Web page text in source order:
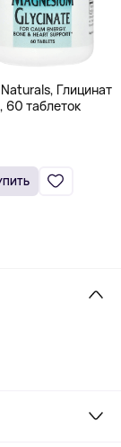
Глицинат
60 таблеток